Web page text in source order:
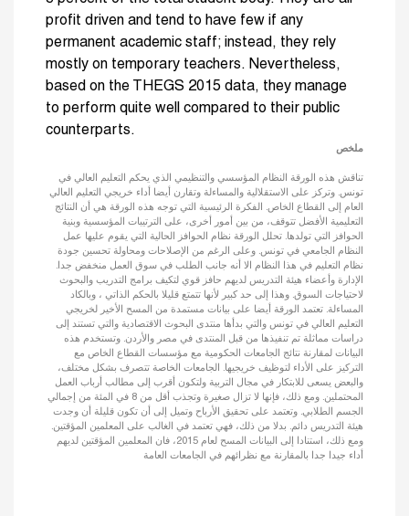
profit driven and tend to have few if any
permanent academic staff; instead, they rely
mostly on temporary teachers. Nevertheless,
based on the THEGS 2015 data, they manage
to perform quite well compared to their public
counterparts.
ملخص
تناقش هذه الورقة النظام المؤسسي والتنظيمي الذي يحكم التعليم العالي في
تونس. وتركز على الاستقلالية والمساءلة وتقارن أيضا أداء خريجي التعليم العالي
العام إلى القطاع الخاص. الفكرة الرئيسية التي توجه هذه الورقة هي أن النتائج
التعليمية الأفضل تتوقف، من بين أمور أخرى، على الترتيبات المؤسسية وبنية
الحوافز التي تولدها. تحلل الورقة نظام الحوافز الحالية التي يقوم عليها عمل
النظام الجامعي في تونس. وعلى الرغم من الإصلاحات ومحاولة تحسين جودة
نظام التعليم في هذا النظام الا أنه جانب الطلب في سوق العمل منخفض جدا.
الإدارة وأعضاء هيئة التدريس لديهم حافز قوي لتكيف برامج التدريب والبحوث
لاحتياجات السوق. وهذا إلى حد كبير لأنها تتمتع قليلا بالحكم الذاتي ، وبالكاد
المساءلة. تعتمد الورقة أيضا على بيانات مستمدة من المسح الأخير لخريجي
التعليم العالي في تونس والتي بدأها منتدى البحوث الاقتصادية والتي تستند إلى
دراسات مماثلة تم تنفيذها من قبل المنتدى في مصر والأردن. وتستخدم هذه
البيانات لمقارنة نتائج الجامعات الحكومية مع مؤسسات القطاع الخاص مع
التركيز على الأداء لتوظيف خريجيها. الجامعات الخاصة تتصرف بشكل مختلف،
والبعض يسعى للابتكار في مجال التربية ولتكون أقرب إلى مطالب أرباب العمل
المحتملين. ومع ذلك، فإنها لا تزال صغيرة وتجذب أقل من 8 في المئة من إجمالي
الجسم الطلابي. وتعتمد على تحقيق الأرباح وتميل إلى أن تكون قليلة أن وجدت
هيئة التدريس دائم. بدلا من ذلك، فهي تعتمد في الغالب على المعلمين المؤقتين.
ومع ذلك، استنادا إلى البيانات المسح لعام 2015، فان المعلمين المؤقتين لديهم
أداء جيدا جدا بالمقارنة مع نظرائهم في الجامعات العامة